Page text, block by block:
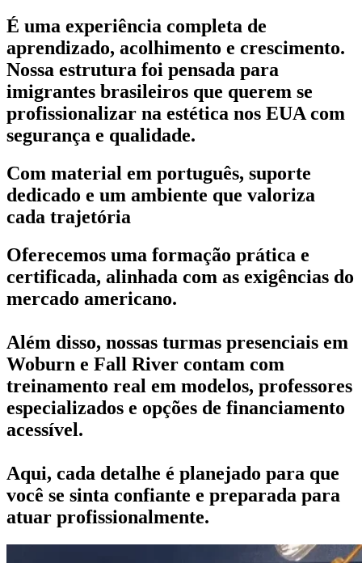
É uma experiência completa de
aprendizado, acolhimento e crescimento.
Nossa estrutura foi pensada para
imigrantes brasileiros que querem se
profissionalizar na estética nos EUA com
segurança e qualidade.
Com material em português, suporte
dedicado e um ambiente que valoriza
cada trajetória
Oferecemos uma formação prática e
certificada, alinhada com as exigências do
mercado americano.
Além disso, nossas turmas presenciais em
Woburn e Fall River contam com
treinamento real em modelos, professores
especializados e opções de financiamento
acessível.
Aqui, cada detalhe é planejado para que
você se sinta confiante e preparada para
atuar profissionalmente.